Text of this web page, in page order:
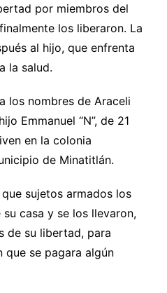
por miembros del
los liberaron. La
al hijo, que enfrenta
la salud.
los nombres de Araceli
Emmanuel “N”, de 21
en la colonia
de Minatitlán.
sujetos armados los
casa y se los llevaron,
de su libertad, para
que se pagara algún